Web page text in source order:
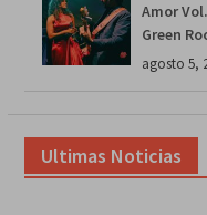
Amor
Green
agosto 5,
Ultimas Noticias